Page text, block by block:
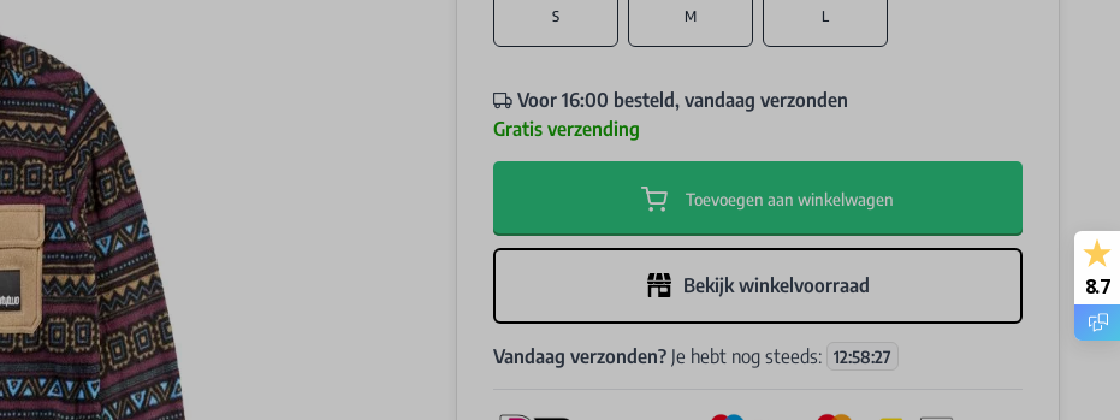
S M L
Voor 16:00 besteld, vandaag verzonden
Gratis verzending
Toevoegen aan winkelwagen
Bekijk winkelvoorraad
Vandaag verzonden? Je hebt nog steeds: 12:58:26
8.7